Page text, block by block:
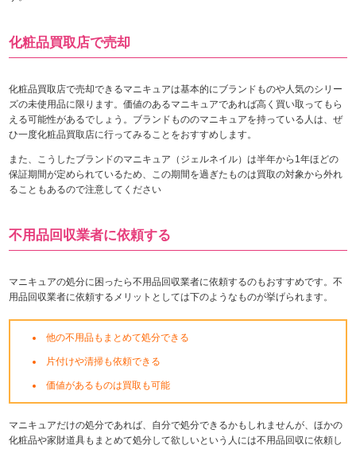
化粧品買取店で売却
化粧品買取店で売却できるマニキュアは基本的にブランドものや人気のシリー
ズの未使用品に限ります。価値のあるマニキュアであれば高く買い取ってもら
える可能性があるでしょう。ブランドもののマニキュアを持っている人は、ぜ
ひ一度化粧品買取店に行ってみることをおすすめします。
また、こうしたブランドのマニキュア（ジェルネイル）は半年から1年ほどの
保証期間が定められているため、この期間を過ぎたものは買取の対象から外れ
ることもあるので注意してください
不用品回収業者に依頼する
マニキュアの処分に困ったら不用品回収業者に依頼するのもおすすめです。不
用品回収業者に依頼するメリットとしては下のようなものが挙げられます。
他の不用品もまとめて処分できる
片付けや清掃も依頼できる
価値があるものは買取も可能
マニキュアだけの処分であれば、自分で処分できるかもしれませんが、ほかの
化粧品や家財道具もまとめて処分して欲しいという人には不用品回収に依頼し